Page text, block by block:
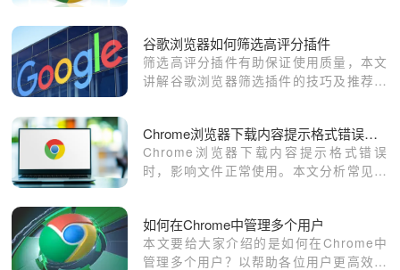
的影响，为怀旧用户提供参考。
谷歌浏览器如何筛选高评分插件
筛选高评分插件有助保证使用质量，本文
讲解谷歌浏览器筛选插件的技巧及推荐优
Chrome浏览器下载内容提示格式错误的排查思路
Chrome浏览器下载内容提示格式错误
时，影响文件正常使用。本文分析常见原
如何在Chrome中管理多个用户
本文要给大家介绍的是如何在Chrome中
管理多个用户？以帮助各位用户更高效地